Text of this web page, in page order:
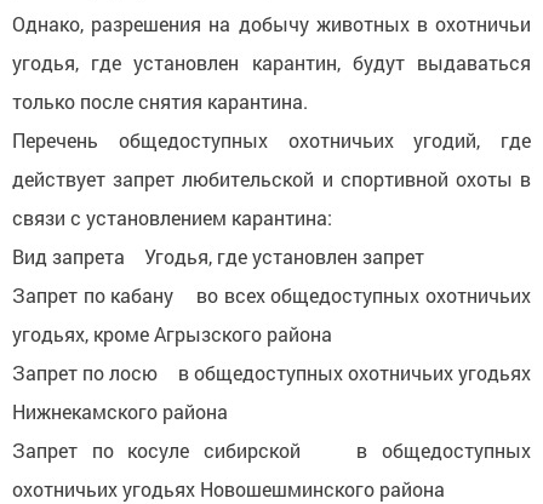
Однако, разрешения на добычу животных в охотничьи
угодья, где установлен карантин, будут выдаваться
только после снятия карантина.
Перечень общедоступных охотничьих угодий, где
действует запрет любительской и спортивной охоты в
связи с установлением карантина:
Вид запрета Угодья, где установлен запрет
Запрет по кабану во всех общедоступных охотничьих
угодьях, кроме Агрызского района
Запрет по лосю в общедоступных охотничьих угодьях
Нижнекамского района
Запрет по косуле сибирской в общедоступных
охотничьих угодьях Новошешминского района